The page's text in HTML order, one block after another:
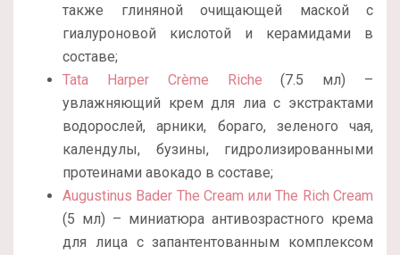
также глиняной очищающей маской с
гиалуроновой кислотой и керамидами в
составе;
Tata Harper Crème Riche (7.5 мл) –
увлажняющий крем для лиа с экстрактами
водорослей, арники, бораго, зеленого чая,
календулы, бузины, гидролизированными
протеинами авокадо в составе;
Augustinus Bader The Cream или The Rich Cream
(5 мл) – миниатюра антивозрастного крема
для лица с запантентованным комплексом